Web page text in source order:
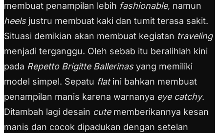
membuat penampilan lebih fashionable, namun
heelsjustru membuat kaki dan tumit terasa sakit.
Situasi demikian akan membuat kegiatan traveling
menjadi terganggu. Oleh sebab itu beralihlah kini
pada Repetto Brigitte Ballerinasyang memiliki
model simpel. Sepatu flatini bahkan membuat
penampilan manis karena warnanya eye catchy.
Ditambah lagi desain cutememberikannya kesan
manis dan cocok dipadukan dengan setelan